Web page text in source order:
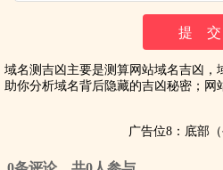
域名测吉凶主要是测算网站域名吉凶，
助你分析域名背后隐藏的吉凶秘密；网
广告位8：底部（